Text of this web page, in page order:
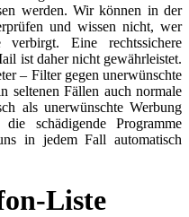
werden. Wir können in der
und wissen nicht, wer
Eine rechtssichere
ist daher nicht gewährleistet.
– Filter gegen unerwünschte
seltenen Fällen auch normale
als unerwünschte Werbung
schädigende Programme
in jedem Fall automatisch
Liste